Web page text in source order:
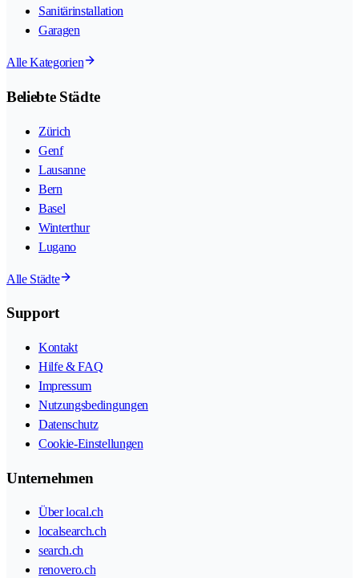
Sanitärinstallation
Garagen
Alle Kategorien
Beliebte Städte
Zürich
Genf
Lausanne
Bern
Basel
Winterthur
Lugano
Alle Städte
Support
Kontakt
Hilfe & FAQ
Impressum
Nutzungsbedingungen
Datenschutz
Cookie-Einstellungen
Unternehmen
Über local.ch
localsearch.ch
search.ch
renovero.ch